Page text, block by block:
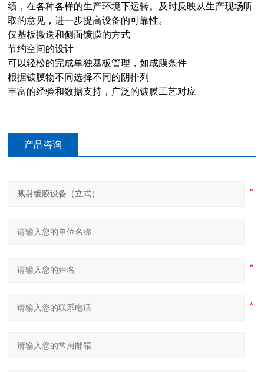
绩，在各种各样的生产环境下运转。及时反映从生产现场听
取的意见，进一步提高设备的可靠性。
仅基板搬送和侧面镀膜的方式
节约空间的设计
可以轻松的完成单独基板管理，如成膜条件
根据镀膜物不同选择不同的阴排列
丰富的经验和数据支持，广泛的镀膜工艺对应
产品咨询